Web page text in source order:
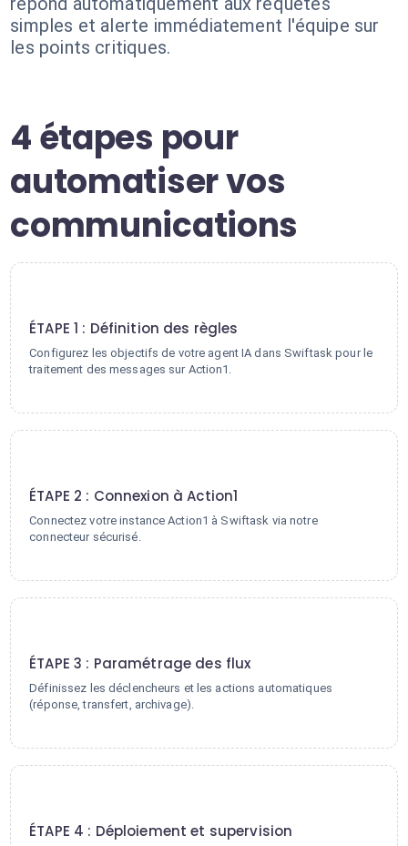
simples et alerte immédiatement l'équipe sur
les points critiques.
4 étapes pour
automatiser vos
communications
ÉTAPE 1 : Définition des règles
Configurez les objectifs de votre agent IA dans Swiftask pour le
traitement des messages sur Action1.
ÉTAPE 2 : Connexion à Action1
Connectez votre instance Action1 à Swiftask via notre
connecteur sécurisé.
ÉTAPE 3 : Paramétrage des flux
Définissez les déclencheurs et les actions automatiques
(réponse, transfert, archivage).
ÉTAPE 4 : Déploiement et supervision